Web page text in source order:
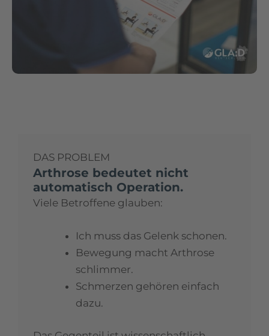
DAS PROBLEM
Arthrose bedeutet nicht
automatisch Operation.
Viele Betroffene glauben:
Ich muss das Gelenk schonen.
Bewegung macht Arthrose
schlimmer.
Schmerzen gehören einfach
dazu.